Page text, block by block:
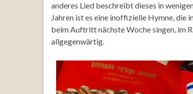
anderes Lied beschreibt dieses in
Jahren ist es eine inoffizielle Hymne, die
beim Auftritt nächste Woche singen, im
allgegenwärtig.